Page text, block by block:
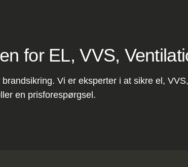
for EL, VVS,
Vi er eksperter i at sikre el,
en prisforespørgsel.